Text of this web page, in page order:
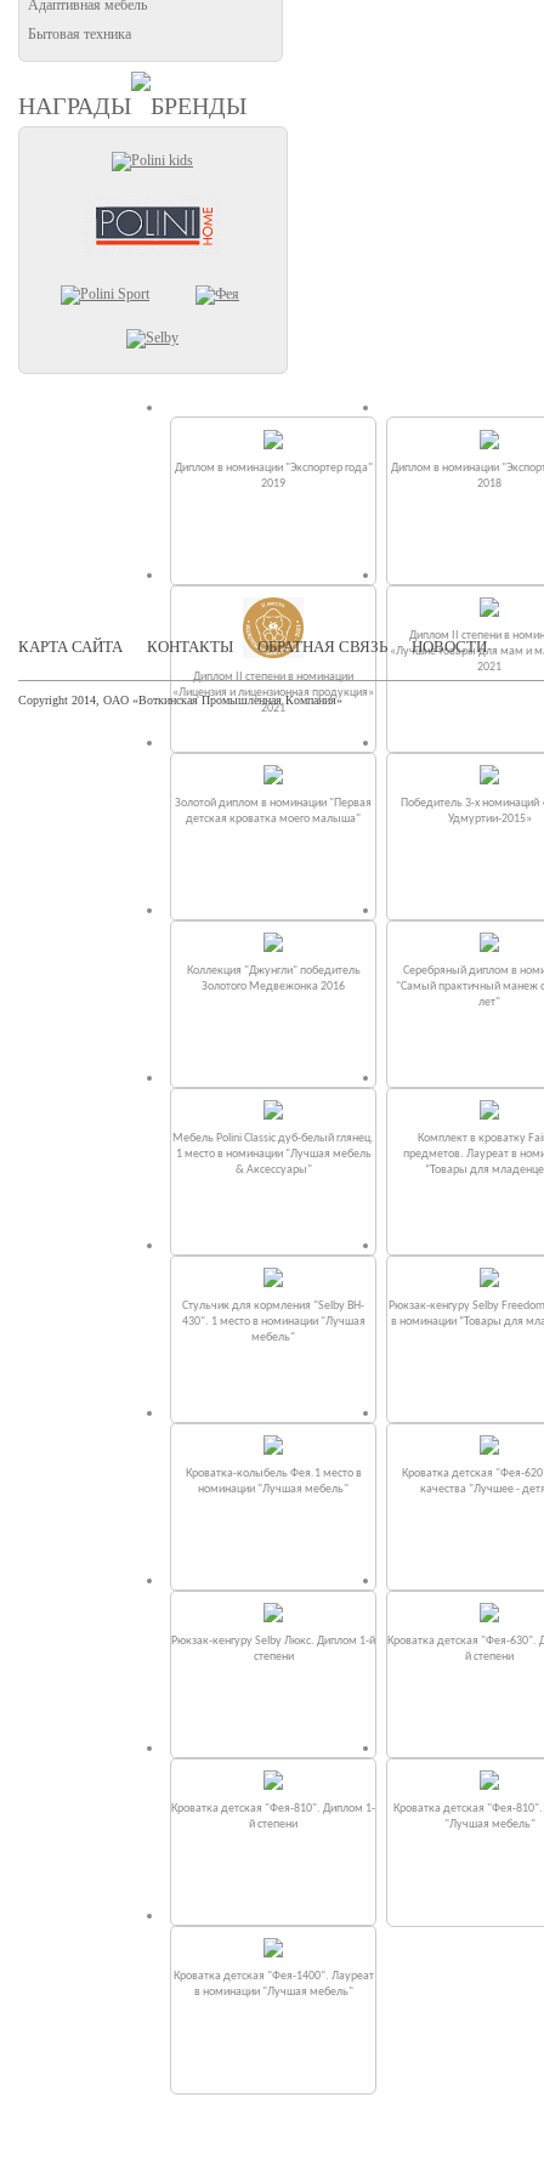
Адаптивная мебель
Бытовая техника
НАГРАДЫ БРЕНДЫ
Диплом в номинации "Экспортер года"
2019
Диплом в номинации
2018
Диплом II степени в номинации
«Лицензия и лицензионная продукция»
2021
Диплом II степени в
«Лучшие товары для мам и
2021
Золотой диплом в номинации "Первая
детская кроватка моего малыша"
Победитель 3-х номинаций
Удмуртии-2015»
Коллекция "Джунгли" победитель
Золотого Медвежонка 2016
Серебряный диплом в
"Самый практичный манеж
лет"
Мебель Polini Classic дуб-белый глянец.
1 место в номинации "Лучшая мебель
& Аксессуары"
Комплект в кроватку
предметов. Лауреат в
“Товары для
Стульчик для кормления "Selby BH-
430". 1 место в номинации "Лучшая
мебель"
Рюкзак-кенгуру Selby
в номинации “Товары для
Кроватка-колыбель Фея.1 место в
номинации "Лучшая мебель"
Кроватка детская "Фея-
качества "Лучшее -
Рюкзак-кенгуру Selby Люкс. Диплом 1-й
степени
Кроватка детская "Фея-630".
й степени
Кроватка детская "Фея-810". Диплом 1-
й степени
Кроватка детская "Фея-
"Лучшая мебель"
Кроватка детская "Фея-1400". Лауреат
в номинации "Лучшая мебель"
КАРТА САЙТА КОНТАКТЫ ОБРАТНАЯ СВЯЗЬ НОВОСТИ
Copyright 2014, ОАО «Воткинская Промышленная Компания»